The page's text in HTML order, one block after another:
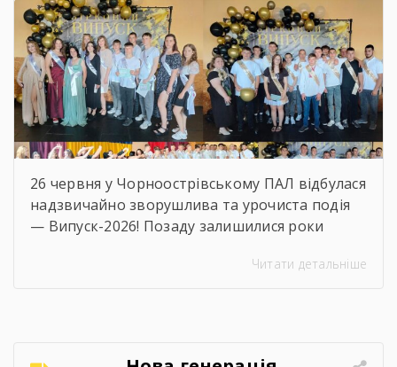
26 червня у Чорноострівському ПАЛ відбулася
надзвичайно зворушлива та урочиста подія
— Випуск-2026! Позаду залишилися роки
професійних перемог та яскравогоЧитати детальніше